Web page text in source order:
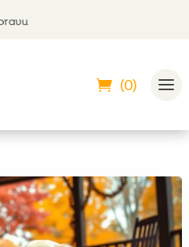
(0)